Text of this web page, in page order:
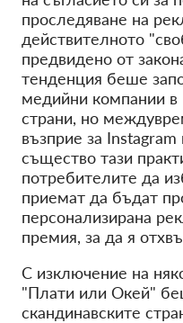
проследяване на
действителното
предвидено от
тенденция беше
медийни компании
страни, но
възприе за
същество тази
потребителите да
приемат да бъдат
персонализирана
премия, за да я
С изключение на
"Плати или Окей"
скандинавските